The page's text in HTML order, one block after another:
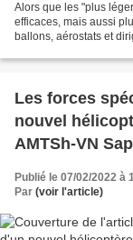
Alors que les "plus
efficaces, mais aussi
ballons, aérostats et
Les forces
nouvel
AMTSh-VN
Publié le 07/02/2022 à
Par (voir l'article)